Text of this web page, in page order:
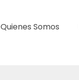
Quienes Somos